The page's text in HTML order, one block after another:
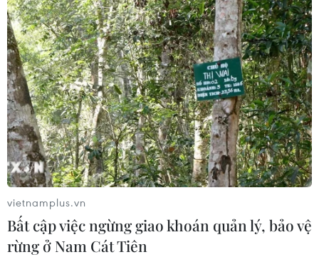
vietnamplus.vn
Bất cập việc ngừng giao khoán quản lý, bảo vệ
rừng ở Nam Cát Tiên